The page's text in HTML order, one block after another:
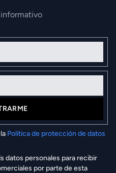
Política de protección de datos
datos personales para recibir
por parte de esta